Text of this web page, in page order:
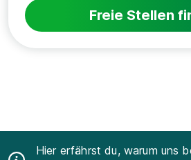
Freie Stellen
Hier erfährst du, warum uns